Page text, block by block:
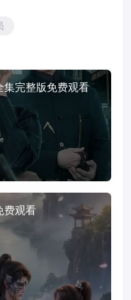
集完整版免费观看
费观看